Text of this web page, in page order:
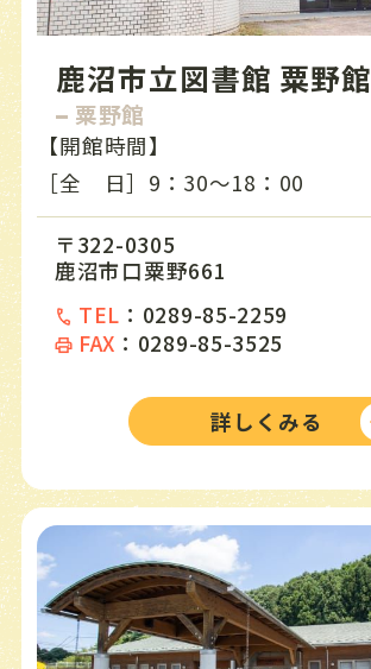
鹿沼市立図書館 粟野館
粟野館
【開館時間】
［全 日］9：30〜18：00
〒322-0305
鹿沼市口粟野661
TEL ： 0289-85-2259
FAX ： 0289-85-3525
詳しくみる